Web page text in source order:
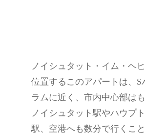
ノイシュタット・イム・ヘ
位置するこのアパートは、S
ラムに近く、市内中心部はも
ノイシュタット駅やハウプ
駅、空港へも数分で行くこ